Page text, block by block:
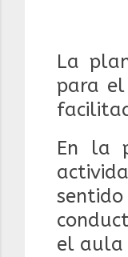
La
para el
En la
el aula